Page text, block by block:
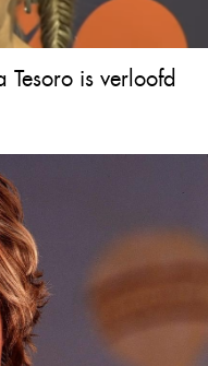
is verloofd